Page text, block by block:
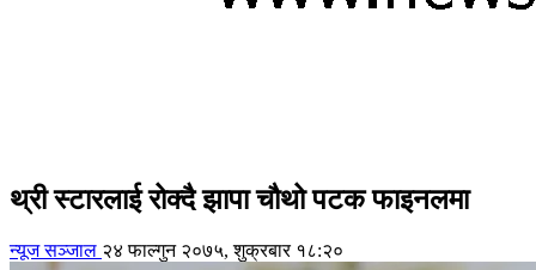
थ्री स्टारलाई रोक्दै झापा चौथो पटक फाइनलमा
न्यूज सञ्जाल २४ फाल्गुन २०७५, शुक्रबार १८:२०